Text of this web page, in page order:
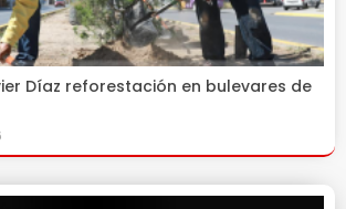
Díaz reforestación en bulevares de